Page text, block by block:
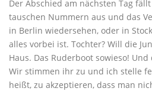
Der Abschied am nächsten Tag
tauschen Nummern aus und das
in Berlin wiedersehen, oder in
alles vorbei ist. Tochter? Will die
Haus. Das Ruderboot sowieso!
Wir stimmen ihr zu und ich stelle
heißt, zu akzeptieren, dass man